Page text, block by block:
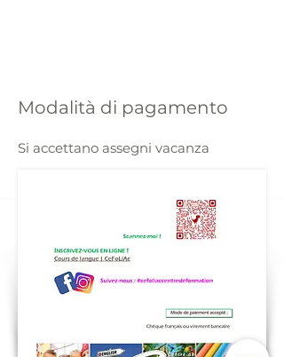
Modalità di pagamento
Si accettano assegni vacanza